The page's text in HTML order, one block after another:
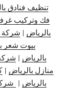
تنظيف فنادق
فك وتركيب
بالرياض | شركة
بيوت شعر
بالرياض |
منازل بالرياض |
بالرياض |